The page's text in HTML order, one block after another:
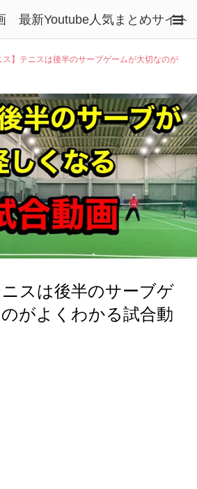
最新Youtube人気まとめサイト
ス】テニスは後半のサーブゲームが大切なのが
ニスは後半のサーブゲ
がよくわかる試合動